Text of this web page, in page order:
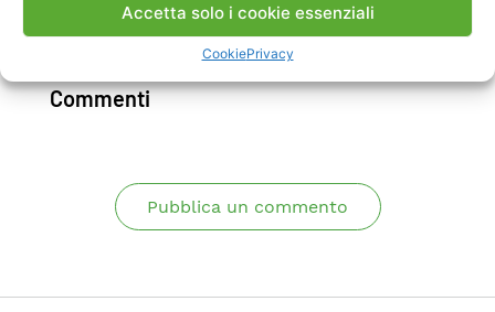
Accetta solo i cookie essenziali
CookiePrivacy
Scarica Rapporto
Commenti
Pubblica un commento